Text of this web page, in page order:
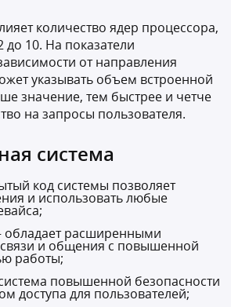
количество ядер процессора,
до 10. На показатели
от направления
указывать объем встроенной
значение, тем быстрее и четче
на запросы пользователя.
система
код системы позволяет
и использовать любые
обладает расширенными
и общения с повышенной
работы;
повышенной безопасности
доступа для пользователей;